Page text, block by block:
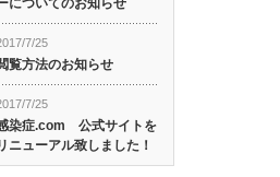
についてのお知らせ
7/25
覧方法のお知らせ
7/25
染症.com 公式サイトを
ニューアル致しました！